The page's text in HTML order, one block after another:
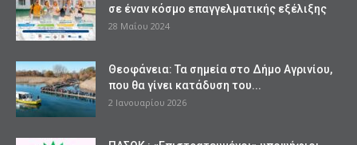
σε έναν κόσμο επαγγελματικής εξέλιξης
28 Μαΐου 2024
Θεοφάνεια: Τα σημεία στο Δήμο Αγρινίου,
που θα γίνει κατάδυση του...
2 Ιανουαρίου 2026